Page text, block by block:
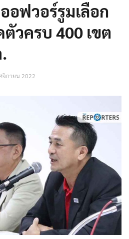
อฟวอร์รูมเลือก
วครบ 400 เขต
จิกายน 2022